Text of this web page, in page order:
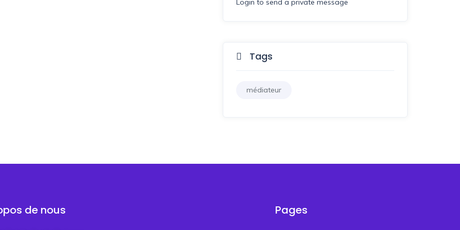
Login to send a private message
Tags
médiateur
de nous Pages